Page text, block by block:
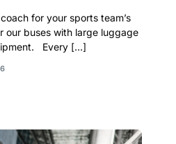
for your sports team’s
our buses with large luggage
Every […]